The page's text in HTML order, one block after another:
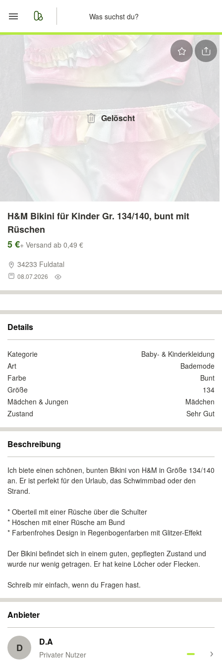
Merkliste
Anzeige aufgebenGelöscht
H&M Bikini für Kinder Gr. 134/140, bunt mit
Rüschen
5 €+ Versand ab 0,49 €
34233 Fuldatal
08.07.2026
Details
Kategorie
Baby- & Kinderkleidung
Art
Bademode
Farbe
Bunt
Größe
134
Mädchen & Jungen
Mädchen
Zustand
Sehr Gut
Beschreibung
Ich biete einen schönen, bunten Bikini von H&M in Größe 134/140
an. Er ist perfekt für den Urlaub, das Schwimmbad oder den
Strand.
* Oberteil mit einer Rüsche über die Schulter
* Höschen mit einer Rüsche am Bund
* Farbenfrohes Design in Regenbogenfarben mit Glitzer-Effekt
Der Bikini befindet sich in einem guten, gepflegten Zustand und
wurde nur wenig getragen. Er hat keine Löcher oder Flecken.
Schreib mir einfach, wenn du Fragen hast.
Anbieter
D D.A
Privater Nutzer